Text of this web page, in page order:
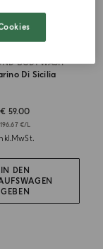
BODYWASH
Di Sicilia
€ 59.00
196.67 €/L
IN DEN
GEBEN